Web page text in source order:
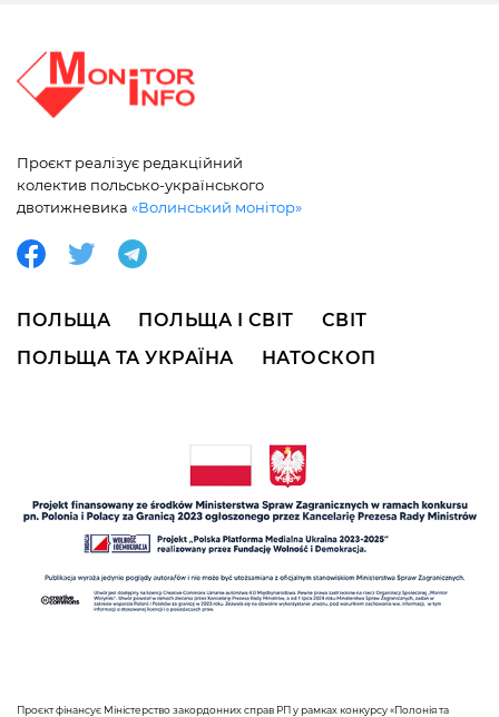
Проєкт реалізує редакційний
колектив польсько-українського
двотижневика «Волинський монітор»
ПОЛЬЩА ПОЛЬЩА І СВІТ
СВІТ
ПОЛЬЩА ТА УКРАЇНА
НАТОСКОП
Проєкт фінансує Міністерство закордонних справ РП у рамках конкурсу «Полонія та